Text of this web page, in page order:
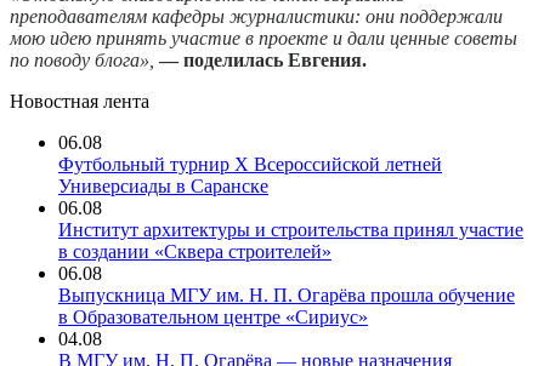
преподавателям кафедры журналистики: они поддержали
мою идею принять участие в проекте и дали ценные советы
по поводу блога», — поделилась Евгения.
Новостная лента
06.08
Футбольный турнир X Всероссийской летней
Универсиады в Саранске
06.08
Институт архитектуры и строительства принял участие
в создании «Сквера строителей»
06.08
Выпускница МГУ им. Н. П. Огарёва прошла обучение
в Образовательном центре «Сириус»
04.08
В МГУ им. Н. П. Огарёва — новые назначения